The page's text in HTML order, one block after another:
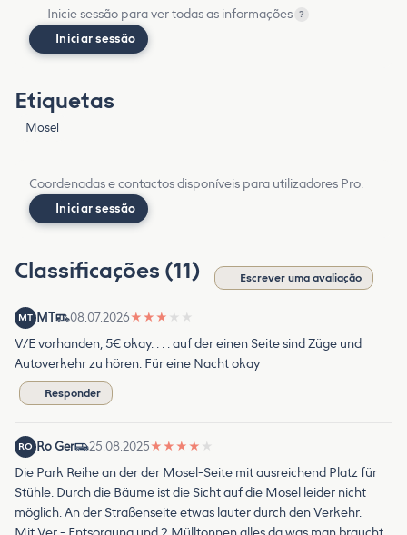
Inicie sessão para ver todas as informações ?
Iniciar sessão
Etiquetas
Mosel
Coordenadas e contactos disponíveis para utilizadores Pro.
Iniciar sessão
Classificações (11) Escrever uma avaliação
MT MT 08.07.2026★ ★ ★ ★ ★
V/E vorhanden, 5€ okay. . . . auf der einen Seite sind Züge und
Autoverkehr zu hören. Für eine Nacht okay
Responder
RO Ro Ger 25.08.2025★ ★ ★ ★ ★
Die Park Reihe an der der Mosel-Seite mit ausreichend Platz für
Stühle. Durch die Bäume ist die Sicht auf die Mosel leider nicht
möglich. An der Straßenseite etwas lauter durch den Verkehr.